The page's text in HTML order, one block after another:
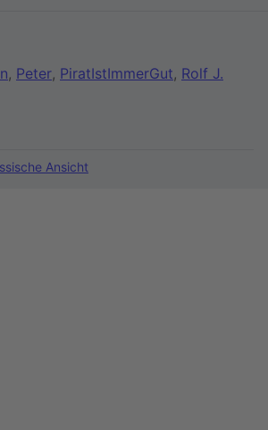
, Peter, PiratIstImmerGut, Rolf J.
Ansicht